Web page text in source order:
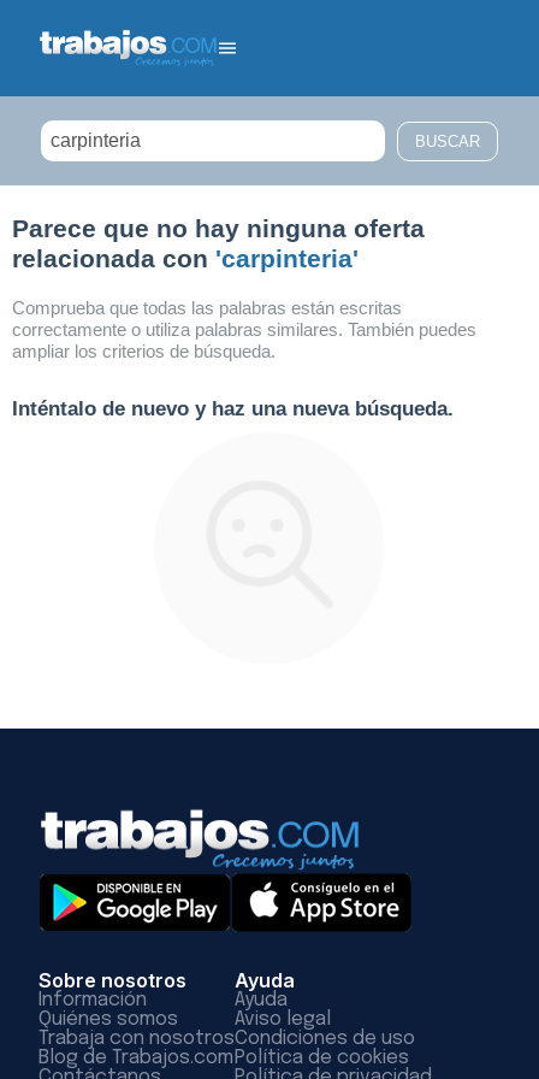
Parece que no hay ninguna oferta
relacionada con 'carpinteria'
Comprueba que todas las palabras están escritas
correctamente o utiliza palabras similares. También puedes
ampliar los criterios de búsqueda.
Inténtalo de nuevo y haz una nueva búsqueda.
Sobre nosotros
Información
Quiénes somos
Trabaja con nosotros
Blog de Trabajos.com
Ayuda
Ayuda
Aviso legal
Condiciones de uso
Política de cookies